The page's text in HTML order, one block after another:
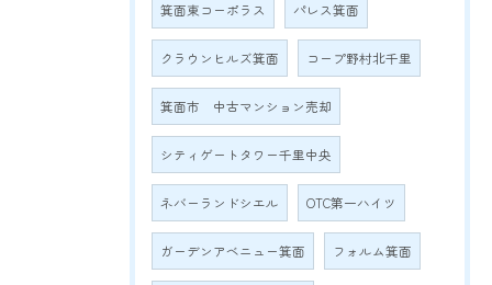
箕面東コーポラス パレス箕面
クラウンヒルズ箕面 コープ野村北千里
箕面市 中古マンション売却
シティゲートタワー千里中央
ネバーランドシエル OTC第一ハイツ
ガーデンアベニュー箕面 フォルム箕面